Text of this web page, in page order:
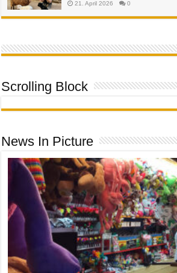
21. April 2026 0
Scrolling Block
News In Picture